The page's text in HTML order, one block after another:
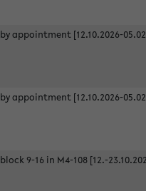
by appointment [12.10.2026-
by appointment [12.10.2026-
block 9-16 in M4-108 [12.-